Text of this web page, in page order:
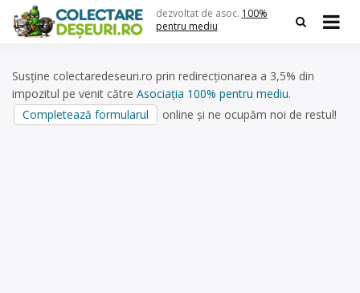
content
dezvoltat de asoc. 100%
pentru mediu
Susține colectaredeseuri.ro prin redirecționarea a 3,5% din
impozitul pe venit către Asociația 100% pentru mediu.
Completează formularul
online și ne ocupăm noi de restul!